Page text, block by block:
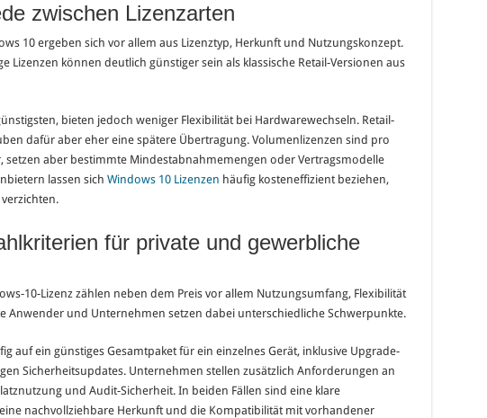
zwischen Lizenzarten
10 ergeben sich vor allem aus Lizenztyp, Herkunft und Nutzungskonzept.
Lizenzen können deutlich günstiger sein als klassische Retail-Versionen aus
bieten jedoch weniger Flexibilität bei Hardwarewechseln. Retail-
dafür aber eher eine spätere Übertragung. Volumenlizenzen sind pro
setzen aber bestimmte Mindestabnahmemengen oder Vertragsmodelle
lassen sich Windows 10 Lizenzen häufig kosteneffizient beziehen,
für private und gewerbliche
10-Lizenz zählen neben dem Preis vor allem Nutzungsumfang, Flexibilität
Anwender und Unternehmen setzen dabei unterschiedliche Schwerpunkte.
auf ein günstiges Gesamtpaket für ein einzelnes Gerät, inklusive Upgrade-
Sicherheitsupdates. Unternehmen stellen zusätzlich Anforderungen an
und Audit-Sicherheit. In beiden Fällen sind eine klare
nachvollziehbare Herkunft und die Kompatibilität mit vorhandener